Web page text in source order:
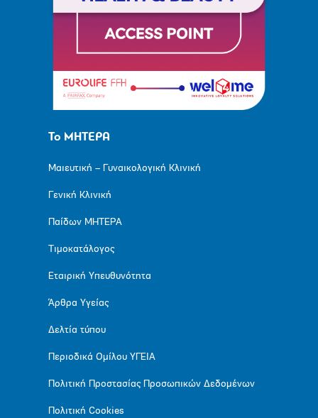
Το ΜΗΤΕΡΑ
Μαιευτική – Γυναικολογική Κλινική
Γενική Κλινική
Παίδων ΜΗΤΕΡΑ
Τιμοκατάλογος
Εταιρική Υπευθυνότητα
Άρθρα Υγείας
Δελτία τύπου
Περιοδικά Ομίλου ΥΓΕΙΑ
Πολιτική Προστασίας Προσωπικών Δεδομένων
Πολιτική Cookies